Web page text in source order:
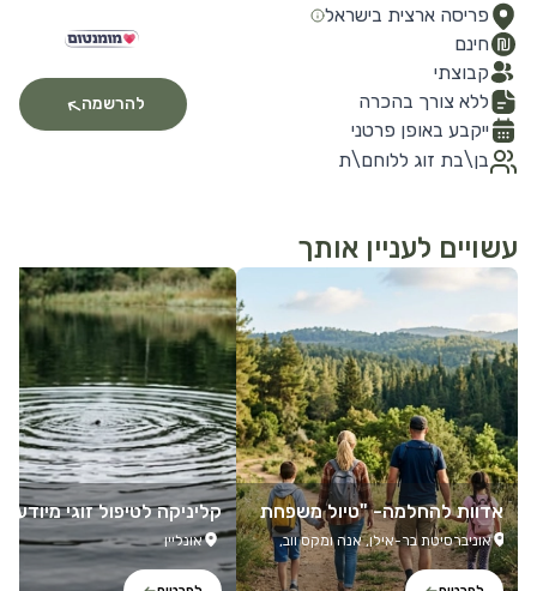
פריסה ארצית בישראל
חינם
קבוצתי
ללא צורך בהכרה
ייקבע באופן פרטני
בן\בת זוג ללוחם\ת
להרשמה
עשויים לעניין אותך
לפרטים נוספים
אדוות להחלמה- "טיול משפחת
י"אוניברסיטת בר-אילן, אנה ומקס ווב,
רמת גן, 5290002, ישראל
לפרטים נוספים
קליניקה לטיפול זוגי מיודע
מהאונליין